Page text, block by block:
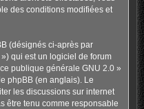
des conditions modifiées et
(désignés ci-après par
qui est un logiciel de forum
publique générale GNU 2.0»
phpBB(en anglais). Le
les discussions sur internet
être tenu comme responsable